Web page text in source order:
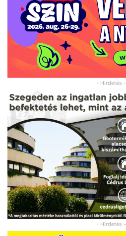
- Hirdetés -
- Hirdetés -